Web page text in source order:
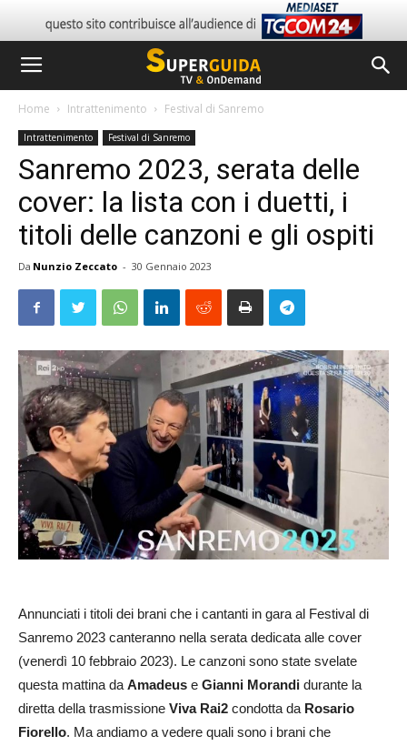
Home Intrattenimento Festival di Sanremo
Intrattenimento Festival di Sanremo
Sanremo 2023, serata delle
cover: la lista con i duetti, i
titoli delle canzoni e gli ospiti
Da Nunzio Zeccato - 30 Gennaio 2023
Annunciati i titoli dei brani che i cantanti in gara al Festival di
Sanremo 2023 canteranno nella serata dedicata alle cover
(venerdì 10 febbraio 2023). Le canzoni sono state svelate
questa mattina da Amadeus e Gianni Morandi durante la
diretta della trasmissione Viva Rai2 condotta da Rosario
Fiorello. Ma andiamo a vedere quali sono i brani che